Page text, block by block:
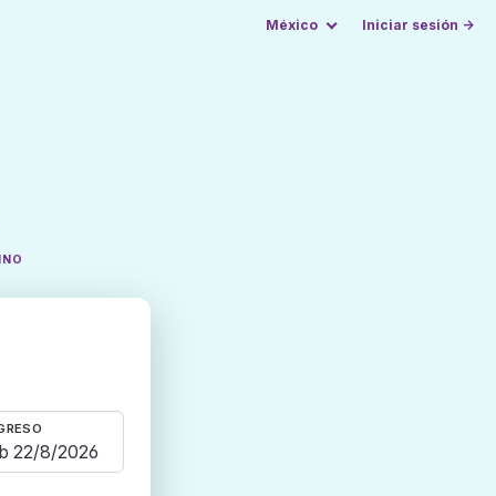
México Iniciar sesión →